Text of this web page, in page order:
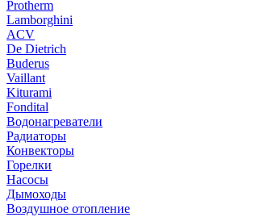
Protherm
Lamborghini
ACV
De Dietrich
Buderus
Vaillant
Kiturami
Fondital
Водонагреватели
Радиаторы
Конвекторы
Горелки
Насосы
Дымоходы
Воздушное отопление